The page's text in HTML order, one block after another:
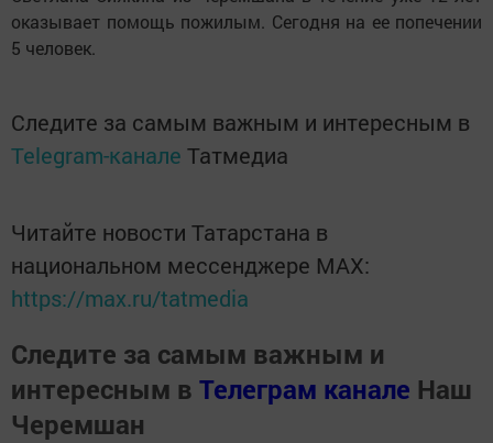
оказывает помощь пожилым. Сегодня на ее попечении
5 человек.
Следите за самым важным и интересным в
Telegram-канале Татмедиа
Читайте новости Татарстана в
национальном мессенджере MАХ:
https://max.ru/tatmedia
Следите за самым важным и
интересным в Телеграм канале Наш
Черемшан